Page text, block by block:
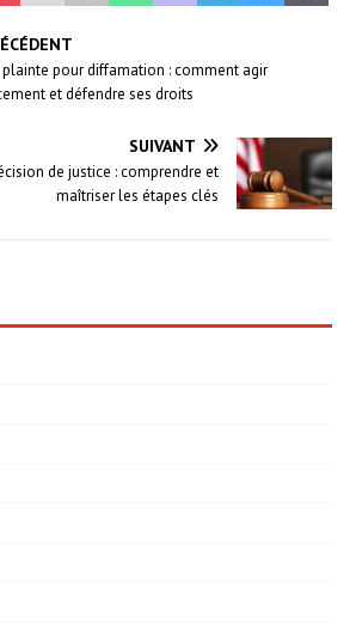
pour diffamation : comment agir
et défendre ses droits
SUIVANT
de justice : comprendre et
maîtriser les étapes clés